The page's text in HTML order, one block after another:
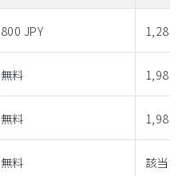
800 JPY 1,280
無料 1,980
無料 1,980
無料 該当